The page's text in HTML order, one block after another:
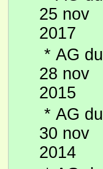
25 nov
2017
* AG du
28 nov
2015
* AG du
30 nov
2014